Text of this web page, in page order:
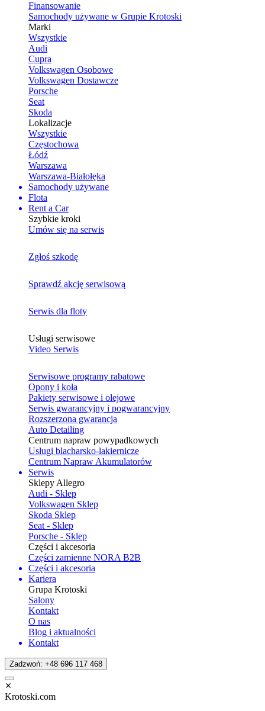
Finansowanie
Samochody używane w Grupie Krotoski
Marki
Wszystkie
Audi
Cupra
Volkswagen Osobowe
Volkswagen Dostawcze
Porsche
Seat
Skoda
Lokalizacje
Wszystkie
Częstochowa
Łódź
Warszawa
Warszawa-Białołęka
Samochody używane
Flota
Rent a Car
Szybkie kroki
Umów się na serwis
Zgłoś szkodę
Sprawdź akcję serwisową
Serwis dla floty
Usługi serwisowe
Video Serwis
Serwisowe programy rabatowe
Opony i koła
Pakiety serwisowe i olejowe
Serwis gwarancyjny i pogwarancyjny
Rozszerzona gwarancja
Auto Detailing
Centrum napraw powypadkowych
Usługi blacharsko-lakiernicze
Centrum Napraw Akumulatorów
Serwis
Sklepy Allegro
Audi - Sklep
Volkswagen Sklep
Skoda Sklep
Seat - Sklep
Porsche - Sklep
Części i akcesoria
Części zamienne NORA B2B
Części i akcesoria
Kariera
Grupa Krotoski
Salony
Kontakt
O nas
Blog i aktualności
Kontakt
Zadzwoń: +48 696 117 468
Krotoski.com